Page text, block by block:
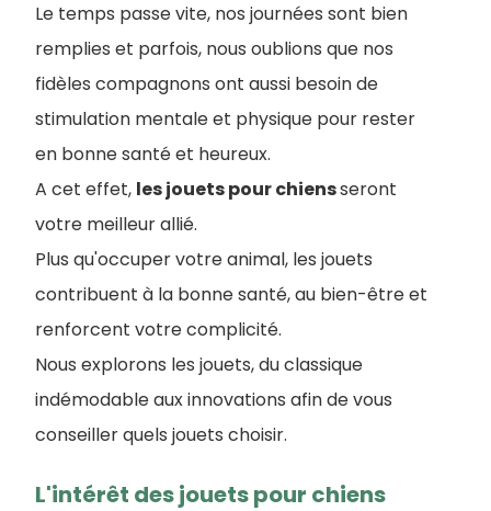
Le temps passe vite, nos journées sont bien
remplies et parfois, nous oublions que nos
fidèles compagnons ont aussi besoin de
stimulation mentale et physique pour rester
en bonne santé et heureux.
A cet effet, les jouets pour chiensseront
votre meilleur allié.
Plus qu'occuper votre animal, les jouets
contribuent à la bonne santé, au bien-être et
renforcent votre complicité.
Nous explorons les jouets, du classique
indémodable aux innovations afin de vous
conseiller quels jouets choisir.
L'intérêt des jouets pour chiens